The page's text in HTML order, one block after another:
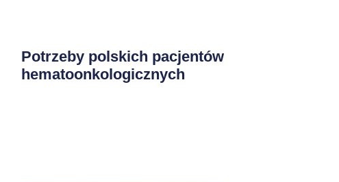
Potrzeby polskich pacjentów
hematoonkologicznych